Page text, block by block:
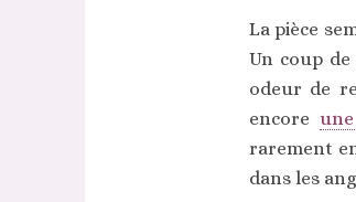
La pièce
Un coup
odeur de
encore
rarement
dans les